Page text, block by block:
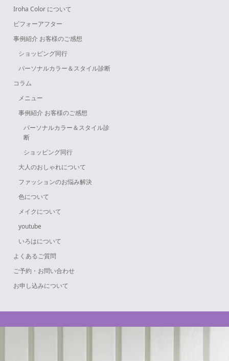
Iroha Color について
ビフォーアフター
事例紹介 お客様のご感想
ショッピング同行
パーソナルカラー＆スタイル診断
コラム
メニュー
事例紹介 お客様のご感想
パーソナルカラー＆スタイル診
断
ショッピング同行
大人のおしゃれについて
ファッションのお悩み解決
色について
メイクについて
youtube
いろはについて
よくあるご質問
ご予約・お問い合わせ
お申し込みについて